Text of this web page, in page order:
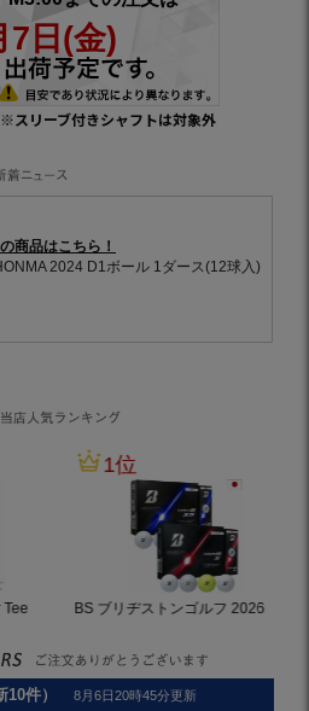
※スリーブ付きシャフトは対象外